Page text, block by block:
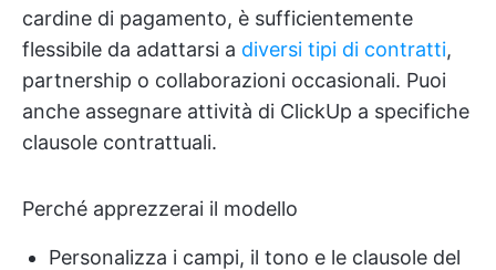
cardine di pagamento, è sufficientemente
flessibile da adattarsi a diversi tipi di contratti,
partnership o collaborazioni occasionali. Puoi
anche assegnare attività di ClickUp a specifiche
clausole contrattuali.
Perché apprezzerai il modello
Personalizza i campi, il tono e le clausole del